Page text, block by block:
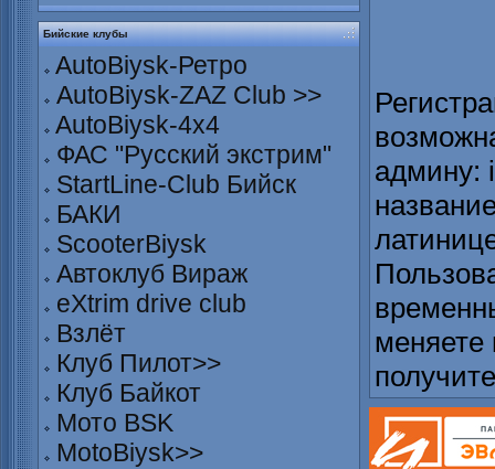
Бийские клубы
AutoBiysk-Ретро
AutoBiysk-ZAZ Club >>
AutoBiysk-4x4
ФАС "Русский экстрим"
StartLine-Club Бийск
БАКИ
ScooterBiysk
Автоклуб Вираж
eXtrim drive club
Взлёт
Клуб Пилот>>
Клуб Байкот
Мото BSK
MotoBiysk>>
админу:
меняете